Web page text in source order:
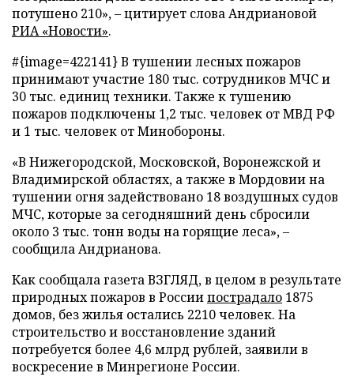
потушено 210», – цитирует слова Андриановой
РИА «Новости».
#{image=422141} В тушении лесных пожаров
принимают участие 180 тыс. сотрудников МЧС и
30 тыс. единиц техники. Также к тушению
пожаров подключены 1,2 тыс. человек от МВД РФ
и 1 тыс. человек от Минобороны.
«В Нижегородской, Московской, Воронежской и
Владимирской областях, а также в Мордовии на
тушении огня задействовано 18 воздушных судов
МЧС, которые за сегодняшний день сбросили
около 3 тыс. тонн воды на горящие леса», –
сообщила Андрианова.
Как сообщала газета ВЗГЛЯД, в целом в результате
природных пожаров в Россиипострадало 1875
домов, без жилья остались 2210 человек. На
строительство и восстановление зданий
потребуется более 4,6 млрд рублей, заявили в
воскресение в Минрегионе России.